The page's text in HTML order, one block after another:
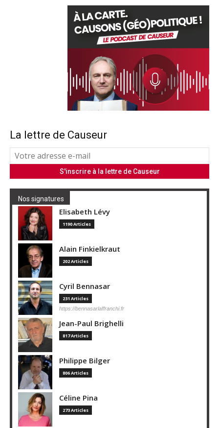
La lettre de Causeur
Nos signatures
Elisabeth Lévy
1190 Articles
Alain Finkielkraut
202 Articles
Cyril Bennasar
231 Articles
https://bennasarlaffranchi.fr
Jean-Paul Brighelli
817 Articles
Philippe Bilger
806 Articles
Céline Pina
273 Articles